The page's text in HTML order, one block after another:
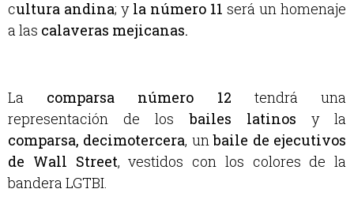
cultura andina; y la número 11 será un homenaje
a las calaveras mejicanas.
La comparsa número 12 tendrá una
representación de losbailes latinos y la
comparsa, decimotercera, unbaile de ejecutivos
de Wall Street, vestidos con los colores de la
bandera LGTBI.